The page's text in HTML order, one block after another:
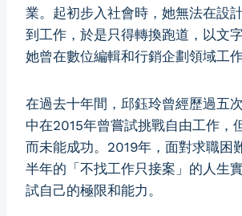
業。起初步入社會時，她無法在設
到工作，於是只得轉換跑道，以文
她曾在數位編輯和行銷企劃領域工作
在過去十年間，邱鈺玲曾經歷過五
中在2015年曾嘗試挑戰自由工作，
而未能成功。2019年，面對求職困
半年的「不找工作只接案」的人生
試自己的極限和能力。